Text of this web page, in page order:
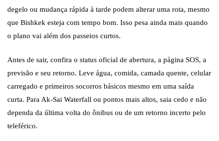
degelo ou mudança rápida à tarde podem alterar uma rota, mesmo
que Bishkek esteja com tempo bom. Isso pesa ainda mais quando
o plano vai além dos passeios curtos.
Antes de sair, confira o status oficial de abertura, a página SOS, a
previsão e seu retorno. Leve água, comida, camada quente, celular
carregado e primeiros socorros básicos mesmo em uma saída
curta. Para Ak-Sai Waterfall ou pontos mais altos, saia cedo e não
dependa da última volta do ônibus ou de um retorno incerto pelo
teleférico.